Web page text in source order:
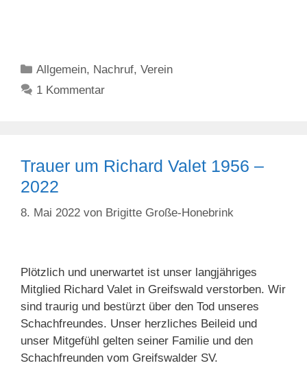
Kategorien
Allgemein, Nachruf,Verein
1 Kommentar
Trauer um Richard Valet 1956 –
2022
8. Mai 2022 von Brigitte Große-Honebrink
Plötzlich und unerwartet ist unser langjähriges
Mitglied Richard Valet in Greifswald verstorben. Wir
sind traurig und bestürzt über den Tod unseres
Schachfreundes. Unser herzliches Beileid und
unser Mitgefühl gelten seiner Familie und den
Schachfreunden vom Greifswalder SV.